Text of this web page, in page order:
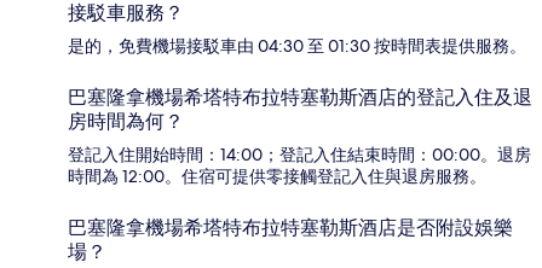
接駁車服務？
是的，免費機場接駁車由 04:30 至 01:30 按時間表提供服務。
巴塞隆拿機場希塔特布拉特塞勒斯酒店的登記入住及退
房時間為何？
登記入住開始時間：14:00；登記入住結束時間：00:00。退房
時間為 12:00。住宿可提供零接觸登記入住與退房服務。
巴塞隆拿機場希塔特布拉特塞勒斯酒店是否附設娛樂
場？